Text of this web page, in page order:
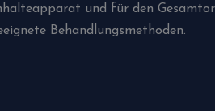
und für den
Behandlungsmethoden.